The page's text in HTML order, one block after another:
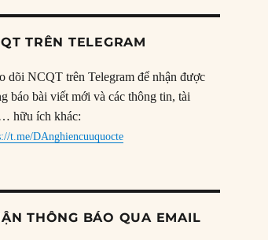
TRÊN TELEGRAM
dõi NCQT trên Telegram để nhận được
báo bài viết mới và các thông tin, tài
hữu ích khác:
t.me/DAnghiencuuquocte
THÔNG BÁO QUA EMAIL